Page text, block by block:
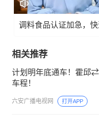
调料食品认证加急，
相关推荐
计划明年底通车！霍邱
车程！
六安广播电视网 打开APP